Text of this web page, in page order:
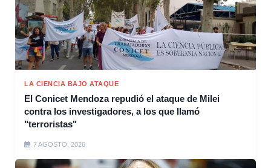
LA CIENCIA BAJO ATAQUE
El Conicet Mendoza repudió el ataque de Milei
contra los investigadores, a los que llamó
"terroristas"
7 AGOSTO, 2026